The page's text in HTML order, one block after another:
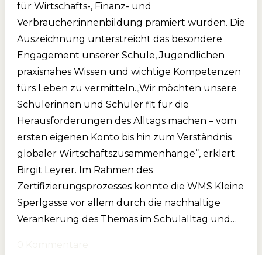
für Wirtschafts-, Finanz- und
Verbraucher:innenbildung prämiert wurden. Die
Auszeichnung unterstreicht das besondere
Engagement unserer Schule, Jugendlichen
praxisnahes Wissen und wichtige Kompetenzen
fürs Leben zu vermitteln.„Wir möchten unsere
Schülerinnen und Schüler fit für die
Herausforderungen des Alltags machen – vom
ersten eigenen Konto bis hin zum Verständnis
globaler Wirtschaftszusammenhänge“, erklärt
Birgit Leyrer. Im Rahmen des
Zertifizierungsprozesses konnte die WMS Kleine
Sperlgasse vor allem durch die nachhaltige
Verankerung des Themas im Schulalltag und…